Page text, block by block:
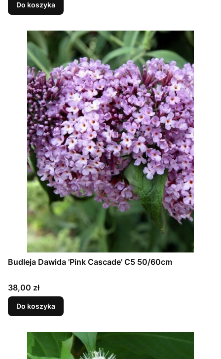
Do koszyka
Budleja Dawida 'Pink Cascade' C5 50/60cm
Cena
38,00 zł
Do koszyka